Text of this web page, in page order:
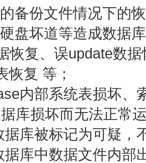
备份文件情况下的
盘坏道等造成数据
恢复、误update数
恢复 等；
内部系统表损坏、
库损坏而无法正常
据库被标记为可疑，
据库中数据文件内部